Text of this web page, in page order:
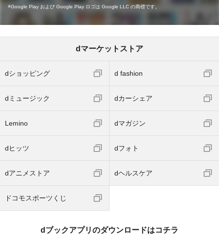
Google Play および Google Play ロゴは Google LLC の商標です。
dマーケットストア
dショッピング d fashion
dミュージック dカーシェア
Lemino dマガジン
dヒッツ dフォト
dアニメストア dヘルスケア
ドコモスポーツくじ
dブックアプリのダウンロードはコチラ